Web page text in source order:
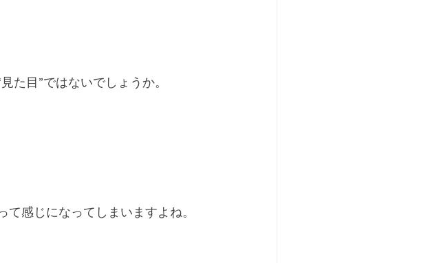
た目”ではないでしょうか。
て感じになってしまいますよね。